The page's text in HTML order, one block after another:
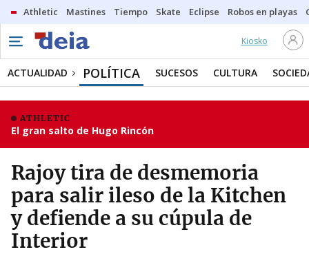
Athletic Mastines Tiempo Skate Eclipse Robos en playas
Kiosko
ACTUALIDAD POLÍTICA SUCESOS CULTURA
ATHLETIC
El gran salto de Hugo Rincón
Rajoy tira de desmemoria
para salir ileso de la Kitchen
y defiende a su cúpula de
Interior